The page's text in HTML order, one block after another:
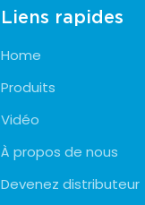
Liens rapides
Home
Produits
Vidéo
À propos de nous
Devenez distributeur